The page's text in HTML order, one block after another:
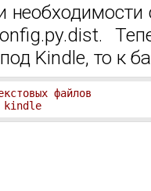
Kindle, то к
файлов
kindle